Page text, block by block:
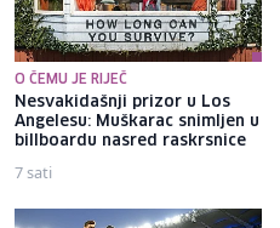
O ČEMU JE RIJEČ
Nesvakidašnji prizor u Los
Angelesu: Muškarac snimljen u
billboardu nasred raskrsnice
7 sati